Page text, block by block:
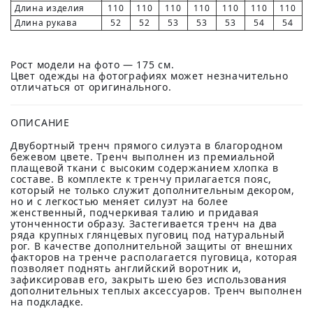
Длина изделия
110 110 110 110 110 110
110
Длина рукава
52 52 53 53 53 54 54
Рост модели на фото — 175 см.
Цвет одежды на фотографиях может незначительно
отличаться от оригинального.
ОПИСАНИЕ
Двубортный тренч прямого силуэта в благородном
бежевом цвете. Тренч выполнен из премиальной
плащевой ткани с высоким содержанием хлопка в
составе. В комплекте к тренчу прилагается пояс,
который не только служит дополнительным декором,
но и с легкостью меняет силуэт на более
женственный, подчеркивая талию и придавая
утонченности образу. Застегивается тренч на два
ряда крупных глянцевых пуговиц под натуральный
рог. В качестве дополнительной защиты от внешних
факторов на тренче располагается пуговица, которая
позволяет поднять английский воротник и,
зафиксировав его, закрыть шею без использования
дополнительных теплых аксессуаров. Тренч выполнен
на подкладке.